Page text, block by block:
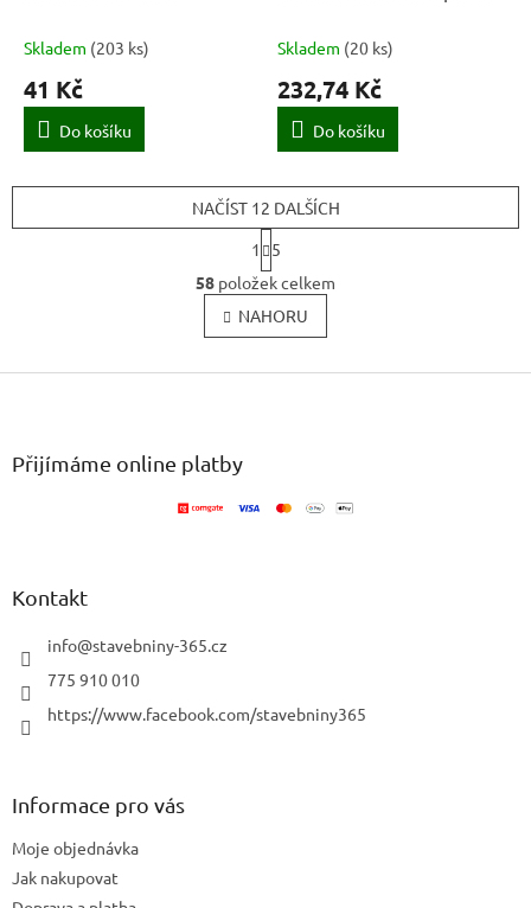
Skladem (203 ks)
41 Kč
Do košíku
Skladem (20 ks)
232,74 Kč
Do košíku
O
v
l
á
NAČÍST 12 DALŠÍCH
S
t
r
á
n
k
v
1
5
58 položek celkem
NAHORU
Z
Přijímáme online platby
Kontakt
info@stavebniny-365.cz
775 910 010
https://www.facebook.com/stavebniny365
Informace pro vás
Moje objednávka
Jak nakupovat